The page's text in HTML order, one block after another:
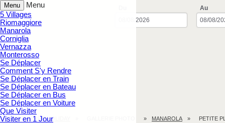
Menu
Menu
5 Villages
Riomaggiore
Manarola
Corniglia
Vernazza
Monterosso
Se Déplacer
Comment S'y Rendre
Se Déplacer en Train
Se Déplacer en Bateau
Se Déplacer en Bus
Se Déplacer en Voiture
Que Visiter
Visiter en 1 Jour
Au
CINQUE TERRE.HOLIDAY MANAROLA PETITE